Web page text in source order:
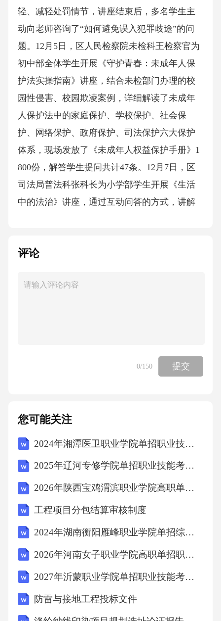
轻、减轻处罚情节，讲座结束后，多名学生主
动向老师咨询了“如何避免误入犯罪歧途”的问
题。12月5日，区人民检察院未检科王检察官为
初中部全体学生开展《守护青春：未成年人保
护法实操指南》讲座，结合未检部门办理的校
园性侵害、校园欺凌案例，详细解读了未成年
人保护法中的家庭保护、学校保护、社会保
护、网络保护、政府保护、司法保护六大保护
体系，现场发放了《未成年人权益保护手册》1
800份，解答学生提问共计47条。12月7日，区
司法局普法科张科长为小学部学生开展《生活
中的法治》讲座，通过互动问答的方式，讲解
学生获得了法治主题文具套装作为奖励，活动
月打造了多类沉浸式法治实践活动，让学生在
发的故意伤害案，学生分别扮演审判长、公诉
人、辩护人、被告人、被害人、证人等角色，
议与宣判全部环节，整个庭审过程严谨规范，
观摩学生全程专注，活动结束后，参与扮演被
告人的学生张某表示：“以前只在电视上看过庭
你是未成年人就网开一面，任何违法行为都要
付出代价。”本次模拟法庭活动同步通过校园直
播平台向全校师生开放，累计观看人次超过120
0。小学部则开展了“法治童话剧展演”活动，36
公主》等经典童话，加入了“不随地乱扔垃圾遵
守环保法”“不轻易相信陌生人遵守未成年人保护
法”等法治元素，最终评选出10个优秀展演班
评论
0/150 提交
您可能关注
2024年湘潭医卫职业学院单招职业技能考试题库附参考答案详解【完整版】
2025年辽河专修学院单招职业技能考试模拟试卷加答案详解
2026年陕西宝鸡渭滨职业学院高职单招职业技能考试题库【考点梳理】附答案详解
工程项目分包结算审核制度
2024年湖南衡阳雁峰职业学院单招综合素质考试题库及完整答案详解
2026年河南女子职业学院高职单招职业技能考试模拟试卷含答案详解（新）
2027年沂蒙职业学院单招职业技能考试题库及答案详解（典优）
防雷与接地工程投标文件